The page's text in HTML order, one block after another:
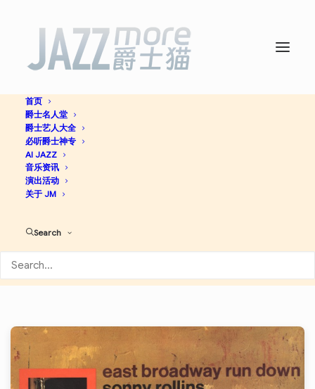
首页
爵士名人堂
爵士艺人大全
必听爵士神专
AI JAZZ
音乐资讯
演出活动
关于 JM
Search
East Broadway Run Down -
Sonny Rollins